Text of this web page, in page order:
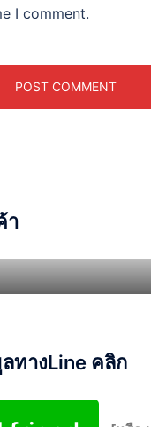
I comment.
า
ทางLine คลิก